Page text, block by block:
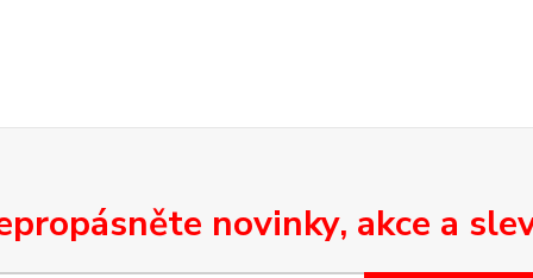
novinky, akce a